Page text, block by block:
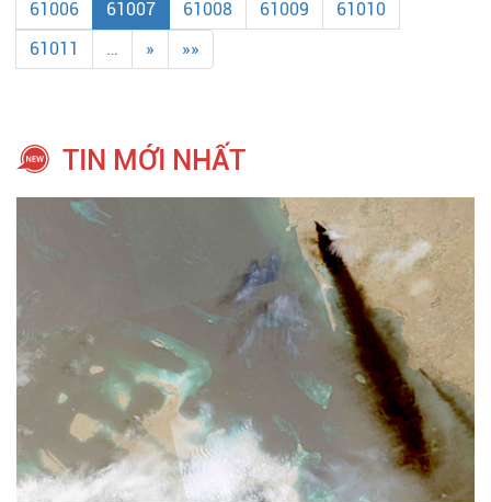
61006 61007 61008 61009
61010
61011
… » »»
TIN MỚI NHẤT